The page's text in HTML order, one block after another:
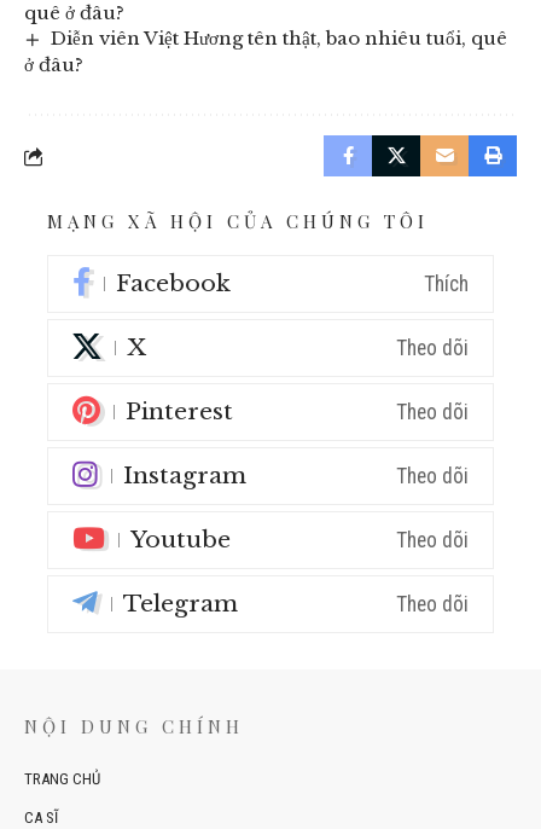
quê ở đâu?
Diễn viên Việt Hương tên thật, bao nhiêu tuổi, quê
ở đâu?
MẠNG XÃ HỘI CỦA CHÚNG TÔI
Facebook Thích
X Theo dõi
Pinterest Theo dõi
Instagram Theo dõi
Youtube Theo dõi
Telegram Theo dõi
NỘI DUNG CHÍNH
TRANG CHỦ
CA SĨ